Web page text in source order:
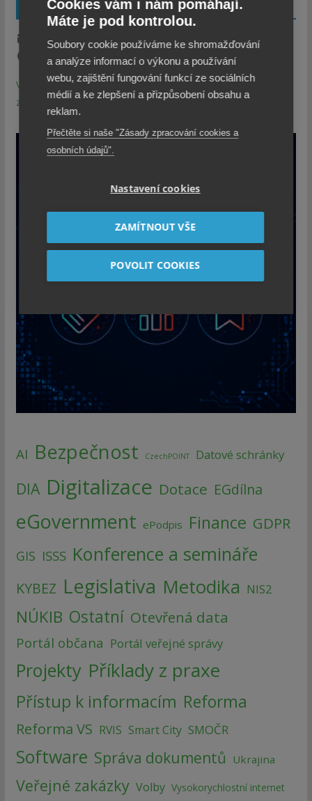
ODEBÍREJTE NOVINKY
1x týdně email s TOP novinkami.
Z odběru se můžete kdykoli odhlásit.
Vaše údaje jsou u nás v bezpečí. Přečtěte si zásady
zpracování Cookies a Osobních údajů.
AI Bezpečnost CzechPOINT Datové schránky
DIA Digitalizace Dotace EGdílna
eGovernment ePodpis Finance GDPR
GIS ISSS Konference a semináře
KYBEZ Legislativa Metodika NIS2
NÚKIB Ostatní Otevřená data
Portál občana Portál veřejné správy
Projekty Příklady z praxe
Přístup k informacím Reforma
Reforma VS RVIS Smart City SMOČR
Software Správa dokumentů Ukrajina
Veřejné zakázky Volby Vysokorychlostní internet
Cookies vám i nám pomáhají.
Máte je pod kontrolou.
Soubory cookie používáme ke shromažďování
a analýze informací o výkonu a používání
webu, zajištění fungování funkcí ze sociálních
médií a ke zlepšení a přizpůsobení obsahu a
reklam.
Přečtěte si naše "Zásady zpracování cookies a
osobních údajů".
Nastavení cookies
ZAMÍTNOUT VŠE
POVOLIT COOKIES